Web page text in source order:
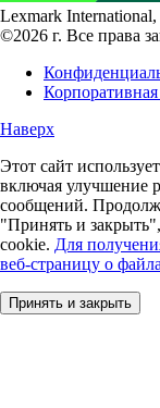
Lexmark
©2026 г. Все права
Наверх
Этот сайт
включая улучшение
сообщений.
"Принять и
cookie. Для
веб-страницу о
Принять и закрыть